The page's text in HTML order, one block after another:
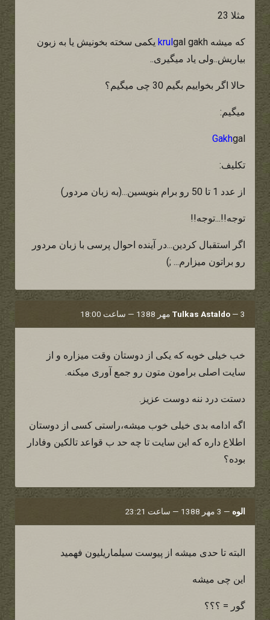
مثلا 23
که میشه krul gal gakh یکمی سخته بخونیش یا به زبون
بیاریش..ولی یاد میگیری..
حالا اگر بخواییم بگیم 30 چی میگیم؟
میگیم:
Gakhgal
تکلیف:
از عدد 1 تا 50 رو برام بنویسین...(به زبان مردور)
توجه!!...توجه!!
اگر استقبال کردین...در آینده احوال پرسی با زبان مردور
رو براتون میزارم... ;)
Tulkas Astaldo — 3 مهر 1388 — ساعت 18:00
خب خیلی خوبه که یکی از دوستان وقت میزاره و از
سایت اصلی برامون متون رو جمع آوری میکنه.
دستت درد ننه دوست عزیز.
اگه ادامه بدی خیلی خوب میشه،راستی کسی از دوستان
اطلاع داره که این سایت تا چه حد ب قواعد تالکین وفادار
بوده؟
الوه — 3 مهر 1388 — ساعت 23:21
البته تا حدی میشه از پیوست سیلماریلیون فهمید
این چی میشه
گور = ؟؟؟